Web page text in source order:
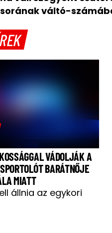
váltó-
VÁDOLJÁK A
BARÁTNŐJE
MIATT
állnia az egykori